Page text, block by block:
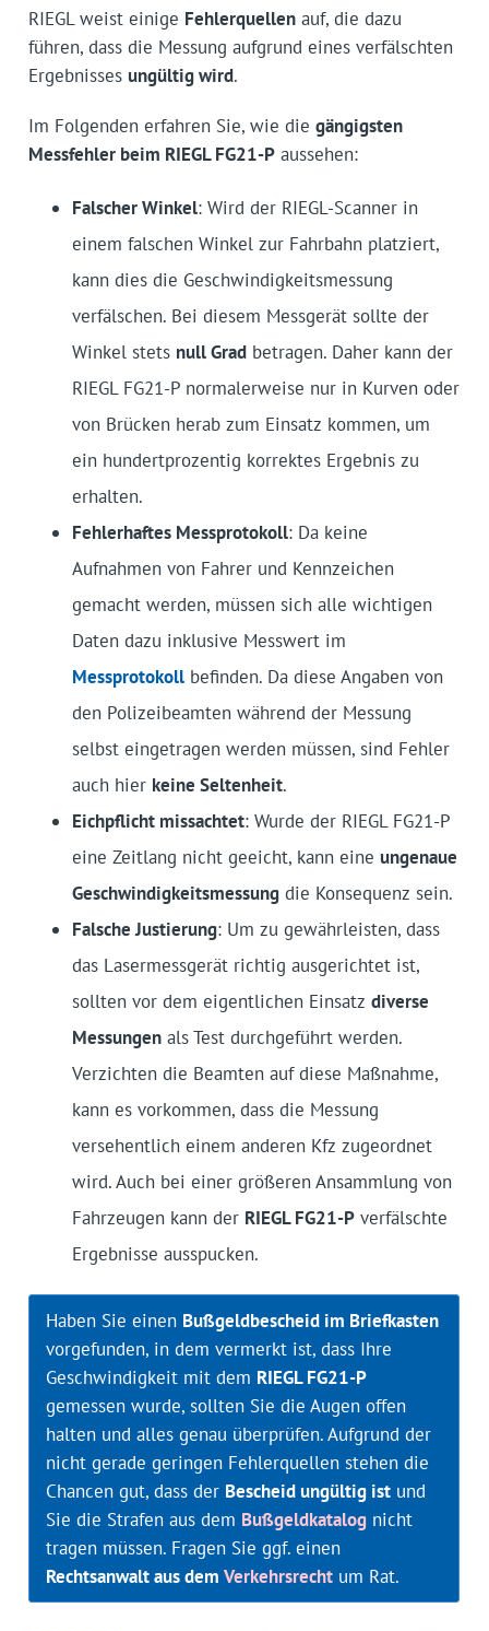
RIEGL weist einige Fehlerquellenauf, die dazu
führen, dass die Messung aufgrund eines verfälschten
Ergebnisses ungültig wird.
Im Folgenden erfahren Sie, wie die gängigsten
Messfehler beim RIEGL FG21-Paussehen:
Falscher Winkel: Wird der RIEGL-Scanner in
einem falschen Winkel zur Fahrbahn platziert,
kann dies die Geschwindigkeitsmessung
verfälschen. Bei diesem Messgerät sollte der
Winkel stets null Gradbetragen. Daher kann der
RIEGL FG21-P normalerweise nur in Kurven oder
von Brücken herab zum Einsatz kommen, um
ein hundertprozentig korrektes Ergebnis zu
erhalten.
Fehlerhaftes Messprotokoll: Da keine
Aufnahmen von Fahrer und Kennzeichen
gemacht werden, müssen sich alle wichtigen
Daten dazu inklusive Messwert im
Messprotokollbefinden. Da diese Angaben von
den Polizeibeamten während der Messung
selbst eingetragen werden müssen, sind Fehler
auch hier keine Seltenheit.
Eichpflicht missachtet: Wurde der RIEGL FG21-P
eine Zeitlang nicht geeicht, kann eine ungenaue
Geschwindigkeitsmessungdie Konsequenz sein.
Falsche Justierung: Um zu gewährleisten, dass
das Lasermessgerät richtig ausgerichtet ist,
sollten vor dem eigentlichen Einsatz diverse
Messungenals Test durchgeführt werden.
Verzichten die Beamten auf diese Maßnahme,
kann es vorkommen, dass die Messung
versehentlich einem anderen Kfz zugeordnet
wird. Auch bei einer größeren Ansammlung von
Fahrzeugen kann der RIEGL FG21-Pverfälschte
Ergebnisse ausspucken.
Haben Sie einen Bußgeldbescheid im Briefkasten
vorgefunden, in dem vermerkt ist, dass Ihre
Geschwindigkeit mit dem RIEGL FG21-P
gemessen wurde, sollten Sie die Augen offen
halten und alles genau überprüfen. Aufgrund der
nicht gerade geringen Fehlerquellen stehen die
Chancen gut, dass der Bescheid ungültig istund
Sie die Strafen aus dem Bußgeldkatalognicht
tragen müssen. Fragen Sie ggf. einen
Rechtsanwalt aus dem Verkehrsrechtum Rat.